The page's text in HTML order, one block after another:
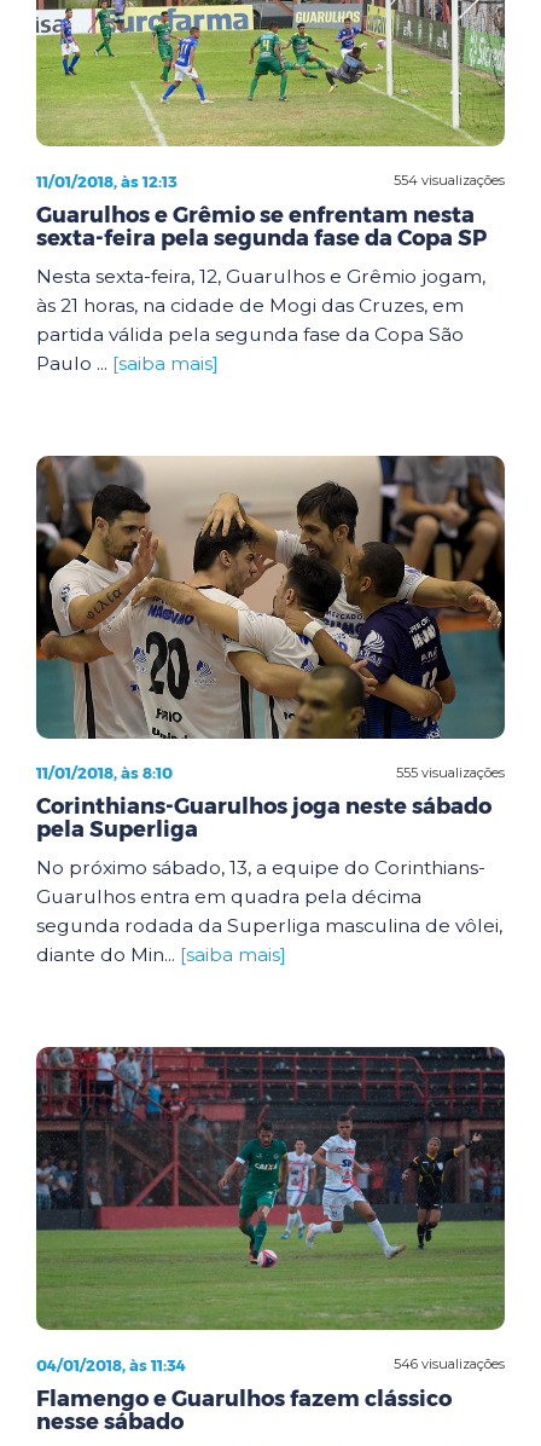
554 visualizações
11/01/2018, às 12:13
Guarulhos e Grêmio se enfrentam nesta
sexta-feira pela segunda fase da Copa SP
Nesta sexta-feira, 12, Guarulhos e Grêmio jogam,
às 21 horas, na cidade de Mogi das Cruzes, em
partida válida pela segunda fase da Copa São
Paulo ... [saiba mais]
555 visualizações
11/01/2018, às 8:10
Corinthians-Guarulhos joga neste sábado
pela Superliga
No próximo sábado, 13, a equipe do Corinthians-
Guarulhos entra em quadra pela décima
segunda rodada da Superliga masculina de vôlei,
diante do Min... [saiba mais]
546 visualizações
04/01/2018, às 11:34
Flamengo e Guarulhos fazem clássico
nesse sábado